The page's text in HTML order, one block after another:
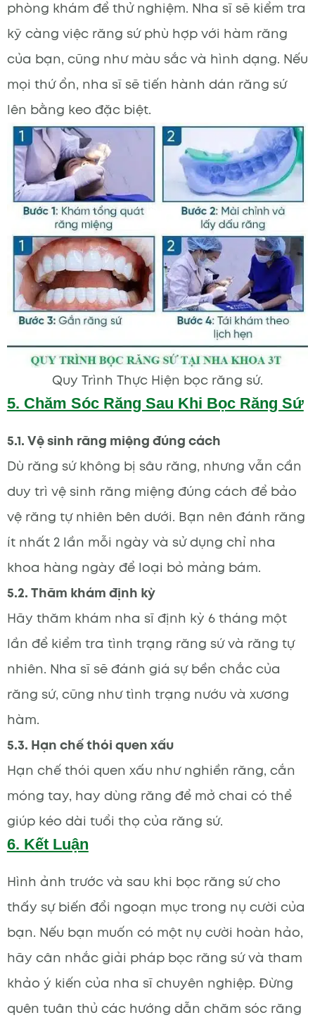
phòng khám để thử nghiệm. Nha sĩ sẽ kiểm tra
kỹ càng việc răng sứ phù hợp với hàm răng
của bạn, cũng như màu sắc và hình dạng. Nếu
mọi thứ ổn, nha sĩ sẽ tiến hành dán răng sứ
lên bằng keo đặc biệt.
Quy Trình Thực Hiện bọc răng sứ.
5. Chăm Sóc Răng Sau Khi Bọc Răng Sứ
5.1. Vệ sinh răng miệng đúng cách
Dù răng sứ không bị sâu răng, nhưng vẫn cần
duy trì vệ sinh răng miệng đúng cách để bảo
vệ răng tự nhiên bên dưới. Bạn nên đánh răng
ít nhất 2 lần mỗi ngày và sử dụng chỉ nha
khoa hàng ngày để loại bỏ mảng bám.
5.2. Thăm khám định kỳ
Hãy thăm khám nha sĩ định kỳ 6 tháng một
lần để kiểm tra tình trạng răng sứ và răng tự
nhiên. Nha sĩ sẽ đánh giá sự bền chắc của
răng sứ, cũng như tình trạng nướu và xương
hàm.
5.3. Hạn chế thói quen xấu
Hạn chế thói quen xấu như nghiền răng, cắn
móng tay, hay dùng răng để mở chai có thể
giúp kéo dài tuổi thọ của răng sứ.
6. Kết Luận
Hình ảnh trước và sau khi bọc răng sứ cho
thấy sự biến đổi ngoạn mục trong nụ cười của
bạn. Nếu bạn muốn có một nụ cười hoàn hảo,
hãy cân nhắc giải pháp bọc răng sứ và tham
khảo ý kiến của nha sĩ chuyên nghiệp. Đừng
quên tuân thủ các hướng dẫn chăm sóc răng